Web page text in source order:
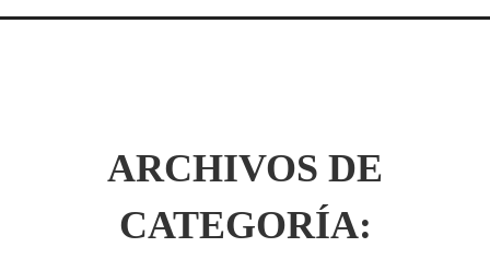
ARCHIVOS DE
CATEGORÍA: